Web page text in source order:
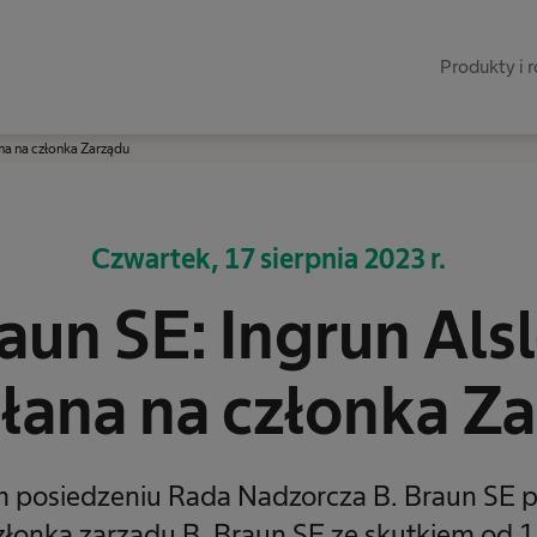
Produkty i
na członka Zarządu
Czwartek, 17 sierpnia 2023 r.
SE: Ingrun
na członka
posiedzeniu Rada Nadzorcza B. Braun SE